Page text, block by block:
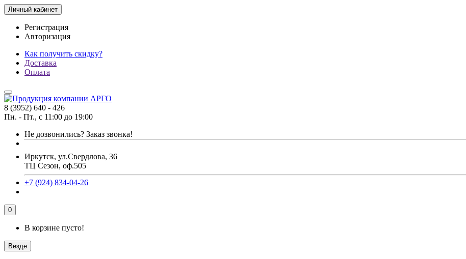
Личный кабинет
Регистрация
Авторизация
Как получить скидку?
Доставка
Оплата
8 (3952) 640 - 426
Пн. - Пт., с 11:00 до 19:00
Не дозвонились? Заказ звонка!
Иркутск, ул.Свердлова, 36
ТЦ Сезон, оф.505
+7 (924) 834-04-26
0
В корзине пусто!
Везде